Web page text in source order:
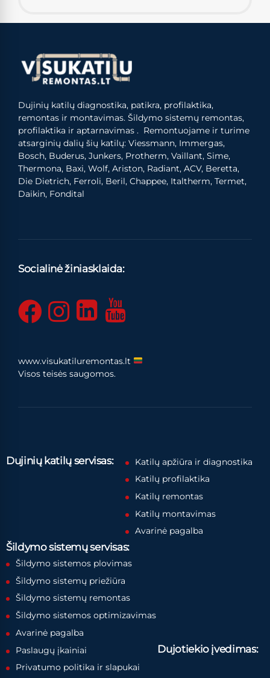
Dujinių katilų diagnostika, patikra, profilaktika,
remontas ir montavimas. Šildymo sistemų remontas,
profilaktika ir aptarnavimas . Remontuojame ir turime
atsarginių dalių šių katilų: Viessmann, Immergas,
Bosch, Buderus, Junkers, Protherm, Vaillant, Sime,
Thermona, Baxi, Wolf, Ariston, Radiant, ACV, Beretta,
Die Dietrich, Ferroli, Beril, Chappee, Italtherm, Termet,
Daikin, Fondital
Socialinė žiniasklaida:
www.visukatiluremontas.lt
Visos teisės saugomos.
Dujinių katilų servisas:
Katilų apžiūra ir diagnostika
Katilų profilaktika
Katilų remontas
Katilų montavimas
Avarinė pagalba
Šildymo sistemų servisas:
Šildymo sistemos plovimas
Šildymo sistemų priežiūra
Šildymo sistemų remontas
Šildymo sistemos optimizavimas
Avarinė pagalba
Paslaugų įkainiai
Privatumo politika ir slapukai
Dujotiekio įvedimas: